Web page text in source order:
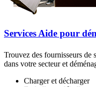
Services Aide pour
Trouvez des fournisseurs de
dans votre secteur et
Charger et décharger